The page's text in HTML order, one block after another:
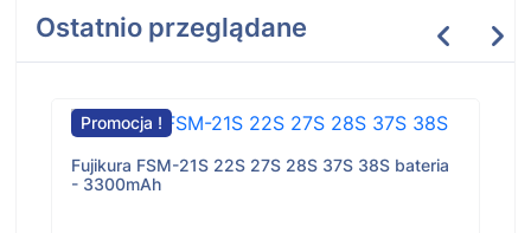
Ostatnio przeglądane
Promocja !
Fujikura FSM-21S 22S 27S 28S 37S 38S bateria
- 3300mAh